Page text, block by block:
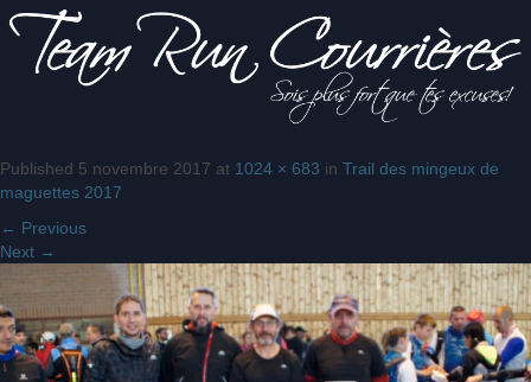
Team Run
Courrières
Sois
plus fort
excuses!
Published 5 novembre 2017 at 1024 × 683 in Trail des mingeux de
maguettes 2017
← Previous
Next →